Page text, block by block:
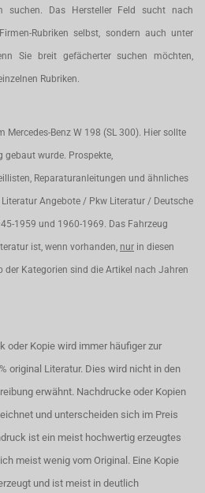
suchen. Das Hersteller Feld sucht nach
Rubriken selbst, sondern auch unter
Sie breit gefächerter suchen möchten,
Rubriken.
Mercedes-Benz W 198 (SL 300). Hier sollte
gebaut wurde. Prospekte,
Reparaturanleitungen und ähnliches
Angebote / Pkw Literatur / Deutsche
1959 und 1960-1969. Das Fahrzeug
ist, wenn vorhanden, nur in diesen
der Kategorien sind die Artikel nach Jahren
oder Kopie wird immer häufiger zur
original Literatur. Dies wird nicht in den
erwähnt. Nachdrucke oder Kopien
und unterscheiden sich im Preis
ist ein meist hochwertig erzeugtes
meist wenig vom Original. Eine Kopie
und ist meist in deutlich